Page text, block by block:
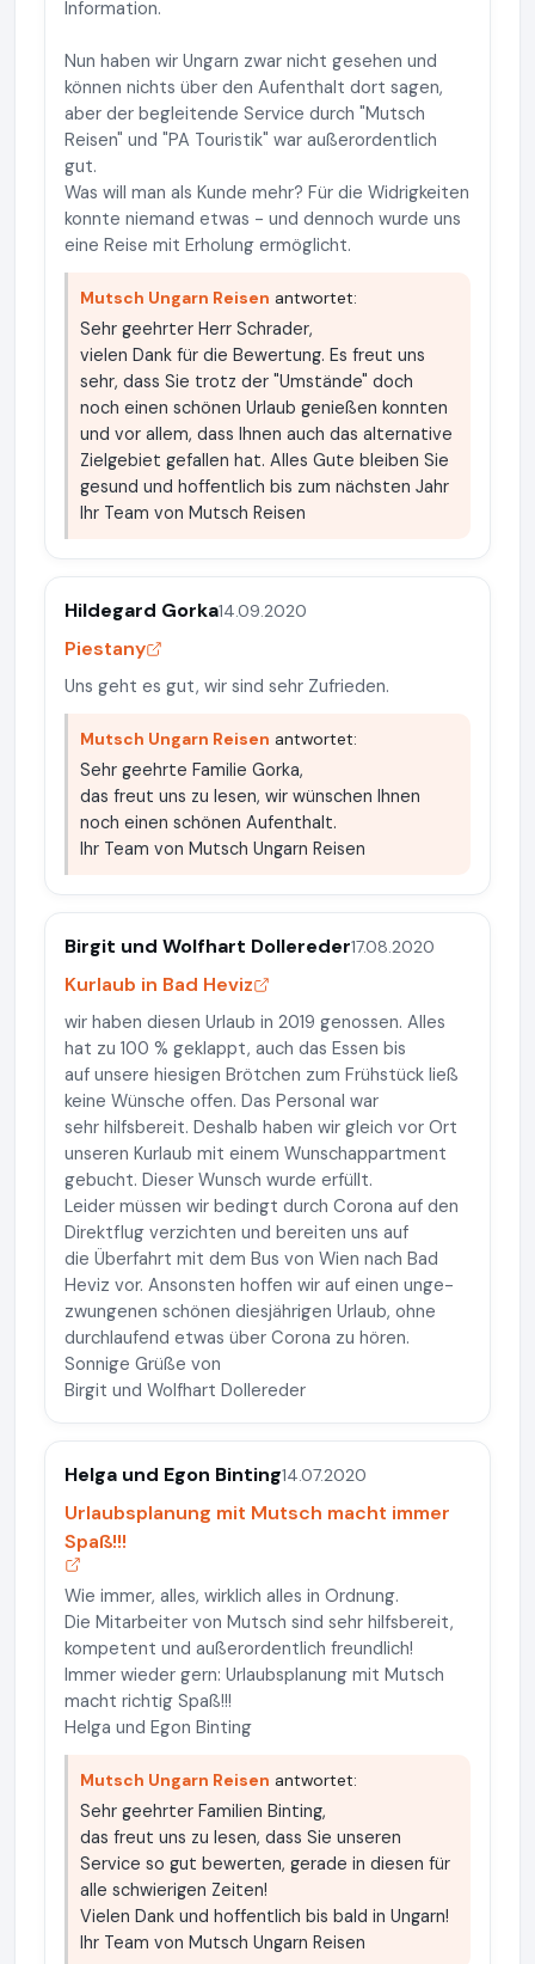
Information.
Nun haben wir Ungarn zwar nicht gesehen und
können nichts über den Aufenthalt dort sagen,
aber der begleitende Service durch "Mutsch
Reisen" und "PA Touristik" war außerordentlich
gut.
Was will man als Kunde mehr? Für die Widrigkeiten
konnte niemand etwas - und dennoch wurde uns
eine Reise mit Erholung ermöglicht.
Mutsch Ungarn Reisen antwortet:
Sehr geehrter Herr Schrader,
vielen Dank für die Bewertung. Es freut uns
sehr, dass Sie trotz der "Umstände" doch
noch einen schönen Urlaub genießen konnten
und vor allem, dass Ihnen auch das alternative
Zielgebiet gefallen hat. Alles Gute bleiben Sie
gesund und hoffentlich bis zum nächsten Jahr
Ihr Team von Mutsch Reisen
Hildegard Gorka14.09.2020
Piestany
Uns geht es gut, wir sind sehr Zufrieden.
Mutsch Ungarn Reisen antwortet:
Sehr geehrte Familie Gorka,
das freut uns zu lesen, wir wünschen Ihnen
noch einen schönen Aufenthalt.
Ihr Team von Mutsch Ungarn Reisen
Birgit und Wolfhart Dollereder17.08.2020
Kurlaub in Bad Heviz
wir haben diesen Urlaub in 2019 genossen. Alles
hat zu 100 % geklappt, auch das Essen bis
auf unsere hiesigen Brötchen zum Frühstück ließ
keine Wünsche offen. Das Personal war
sehr hilfsbereit. Deshalb haben wir gleich vor Ort
unseren Kurlaub mit einem Wunschappartment
gebucht. Dieser Wunsch wurde erfüllt.
Leider müssen wir bedingt durch Corona auf den
Direktflug verzichten und bereiten uns auf
die Überfahrt mit dem Bus von Wien nach Bad
Heviz vor. Ansonsten hoffen wir auf einen unge-
zwungenen schönen diesjährigen Urlaub, ohne
durchlaufend etwas über Corona zu hören.
Sonnige Grüße von
Birgit und Wolfhart Dollereder
Helga und Egon Binting14.07.2020
Urlaubsplanung mit Mutsch macht immer
Spaß!!!
Wie immer, alles, wirklich alles in Ordnung.
Die Mitarbeiter von Mutsch sind sehr hilfsbereit,
kompetent und außerordentlich freundlich!
Immer wieder gern: Urlaubsplanung mit Mutsch
macht richtig Spaß!!!
Helga und Egon Binting
Mutsch Ungarn Reisen antwortet:
Sehr geehrter Familien Binting,
das freut uns zu lesen, dass Sie unseren
Service so gut bewerten, gerade in diesen für
alle schwierigen Zeiten!
Vielen Dank und hoffentlich bis bald in Ungarn!
Ihr Team von Mutsch Ungarn Reisen